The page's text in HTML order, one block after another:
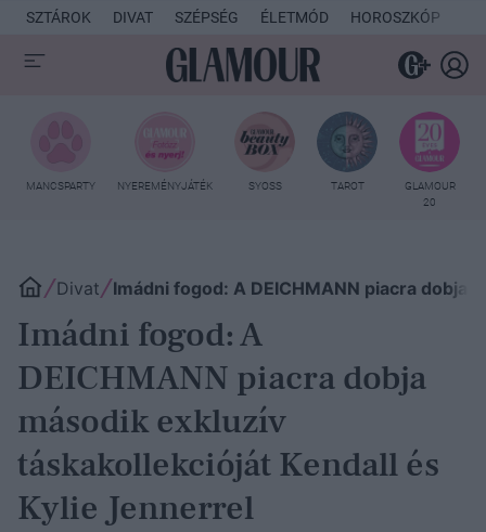
SZTÁROK DIVAT SZÉPSÉG ÉLETMÓD HOROSZKÓP
MANCSPARTY NYEREMÉNYJÁTÉK SYOSS TAROT
GLAMOUR
20
Divat Imádni fogod: A DEICHMANN piacra dobja
Imádni fogod: A
DEICHMANN piacra dobja
második exkluzív
táskakollekcióját Kendall és
Kylie Jennerrel